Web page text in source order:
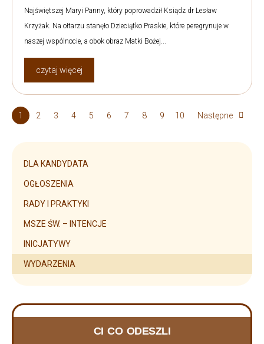
Najświętszej Maryi Panny, który poprowadził Ksiądz dr Lesław
Krzyżak. Na ołtarzu stanęło Dzieciątko Praskie, które peregrynuje w
naszej wspólnocie, a obok obraz Matki Bożej...
czytaj więcej
1 2 3 4 5 6 7 8 9 10 Następne
DLA KANDYDATA
OGŁOSZENIA
RADY I PRAKTYKI
MSZE ŚW. – INTENCJE
INICJATYWY
WYDARZENIA
CI CO ODESZLI